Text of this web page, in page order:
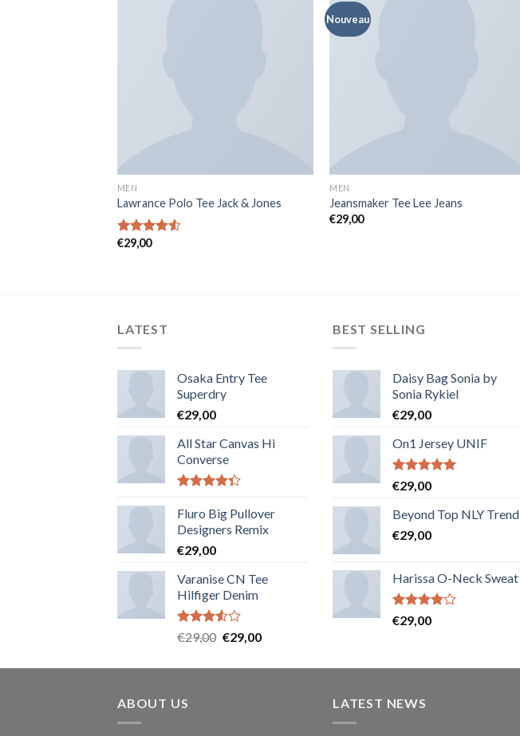
MEN
Lawrance Polo Tee Jack & Jones
Note4.50
€29,00
Nouveau
MEN
Jeansmaker Tee Lee Jeans
€29,00
LATEST
Osaka Entry Tee
Superdry
€29,00
All Star Canvas Hi
Converse
sur 5
Fluro Big Pullover
Designers Remix
€29,00
Varanise CN Tee
Hilfiger Denim
Note
sur
€29,00 €29,00
BEST SELLING
Daisy Bag Sonia by
Sonia Rykiel
€29,00
On1 Jersey UNIF
Note5.00
sur 5
€29,00
Beyond Top NLY Trend
€29,00
Harissa O-Neck Sweat
Note
4.00sur
€29,00
ABOUT US LATEST NEWS